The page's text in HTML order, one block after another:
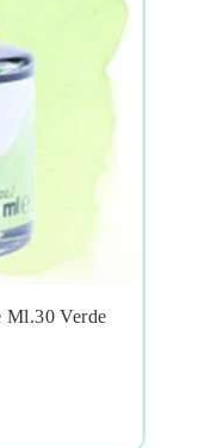
Ml.30 Verde